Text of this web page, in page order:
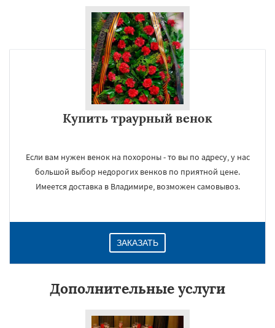
Купить траурный венок
Если вам нужен венок на похороны - то вы по адресу, у нас
большой выбор недорогих венков по приятной цене.
Имеется доставка в Владимире, возможен самовывоз.
ЗАКАЗАТЬ
Дополнительные услуги